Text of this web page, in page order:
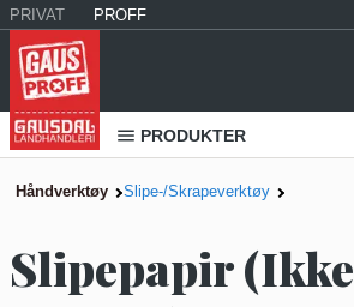
PRIVAT PROFF
PRODUKTER
Håndverktøy Slipe-/Skrapeverktøy
Slipepapir (Ikke